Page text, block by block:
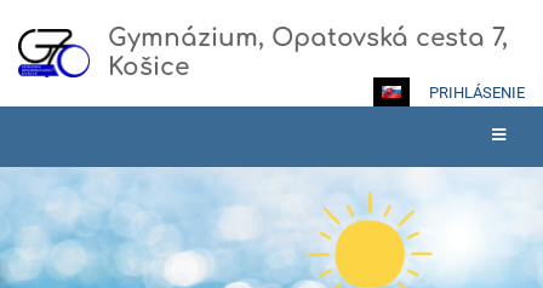
Gymnázium, Opatovská cesta 7,
Košice
PRIHLÁSENIE
Hlavná
stránka